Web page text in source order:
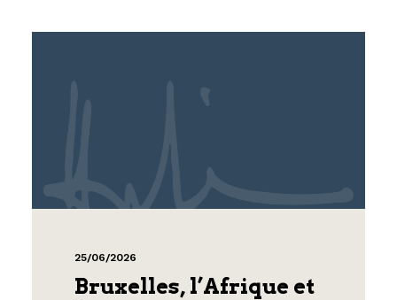
25/06/2026
Bruxelles, l’Afrique et